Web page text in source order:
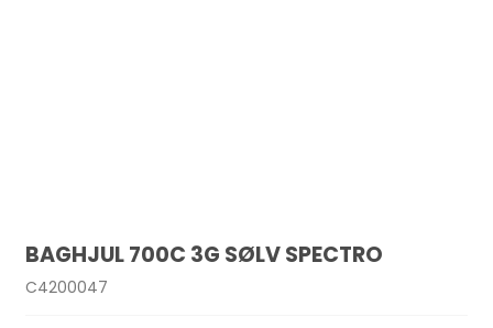
BAGHJUL 700C 3G SØLV SPECTRO
C4200047